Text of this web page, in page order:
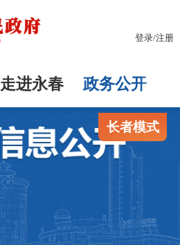
登录/注册
走进永春 政务公开
长者模式